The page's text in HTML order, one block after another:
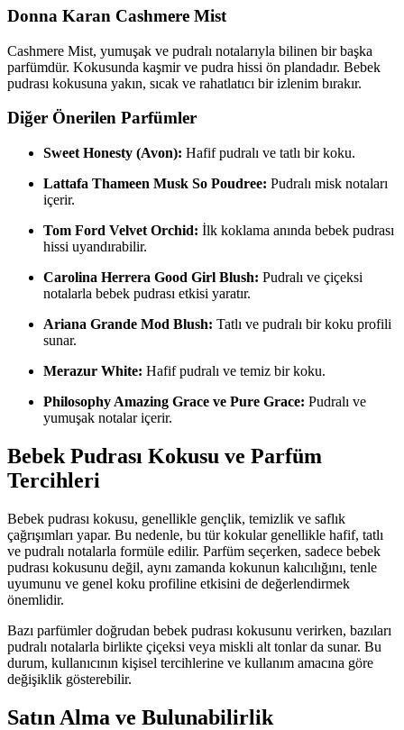
Donna Karan Cashmere Mist
Cashmere Mist, yumuşak ve pudralı notalarıyla bilinen bir başka
parfümdür. Kokusunda kaşmir ve pudra hissi ön plandadır. Bebek
pudrası kokusuna yakın, sıcak ve rahatlatıcı bir izlenim bırakır.
Diğer Önerilen Parfümler
Sweet Honesty (Avon): Hafif pudralı ve tatlı bir koku.
Lattafa Thameen Musk So Poudree: Pudralı misk notaları
içerir.
Tom Ford Velvet Orchid: İlk koklama anında bebek pudrası
hissi uyandırabilir.
Carolina Herrera Good Girl Blush: Pudralı ve çiçeksi
notalarla bebek pudrası etkisi yaratır.
Ariana Grande Mod Blush: Tatlı ve pudralı bir koku profili
sunar.
Merazur White: Hafif pudralı ve temiz bir koku.
Philosophy Amazing Grace ve Pure Grace: Pudralı ve
yumuşak notalar içerir.
Bebek Pudrası Kokusu ve Parfüm
Tercihleri
Bebek pudrası kokusu, genellikle gençlik, temizlik ve saflık
çağrışımları yapar. Bu nedenle, bu tür kokular genellikle hafif, tatlı
ve pudralı notalarla formüle edilir. Parfüm seçerken, sadece bebek
pudrası kokusunu değil, aynı zamanda kokunun kalıcılığını, tenle
uyumunu ve genel koku profiline etkisini de değerlendirmek
önemlidir.
Bazı parfümler doğrudan bebek pudrası kokusunu verirken, bazıları
pudralı notalarla birlikte çiçeksi veya miskli alt tonlar da sunar. Bu
durum, kullanıcının kişisel tercihlerine ve kullanım amacına göre
değişiklik gösterebilir.
Satın Alma ve Bulunabilirlik